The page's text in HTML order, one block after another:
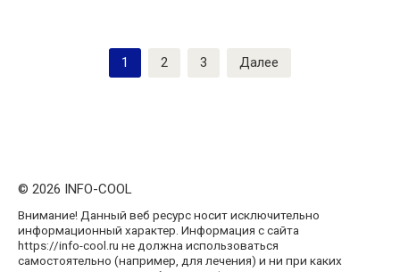
1 2 3 Далее
© 2026 INFO-COOL
Внимание! Данный веб ресурс носит исключительно
информационный характер. Информация с сайта
https://info-cool.ru не должна использоваться
самостоятельно (например, для лечения) и ни при каких